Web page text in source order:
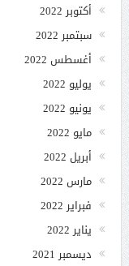
أكتوبر 2022
سبتمبر 2022
أغسطس 2022
يوليو 2022
يونيو 2022
مايو 2022
أبريل 2022
مارس 2022
فبراير 2022
يناير 2022
ديسمبر 2021